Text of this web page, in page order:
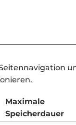
Maximale
Speicherdauer